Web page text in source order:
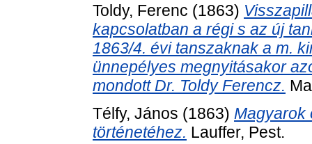
Toldy, Ferenc (1863)
kapcsolatban a régi s az új
1863/4. évi tanszaknak a m.
ünnepélyes megnyitásakor
mondott Dr. Toldy Ferencz.
Télfy, János (1863) Magyarok
történetéhez. Lauffer, Pest.